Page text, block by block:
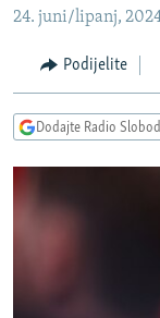
na
navigaciju
Pređite
na
KOSOVO
CRNA GORA
VIDEO
PODCASTI
KINA NA BALKANU
RSE PRIČE IZ
24. juni/lipanj,
Podijelite
Dodajte Radio